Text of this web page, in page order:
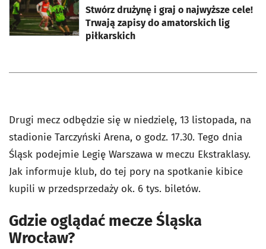
Stwórz drużynę i graj o najwyższe cele!
Trwają zapisy do amatorskich lig
piłkarskich
Drugi mecz odbędzie się w niedzielę, 13 listopada, na
stadionie Tarczyński Arena, o godz. 17.30. Tego dnia
Śląsk podejmie Legię Warszawa w meczu Ekstraklasy.
Jak informuje klub, do tej pory na spotkanie kibice
kupili w przedsprzedaży ok. 6 tys. biletów.
Gdzie oglądać mecze Śląska
Wrocław?